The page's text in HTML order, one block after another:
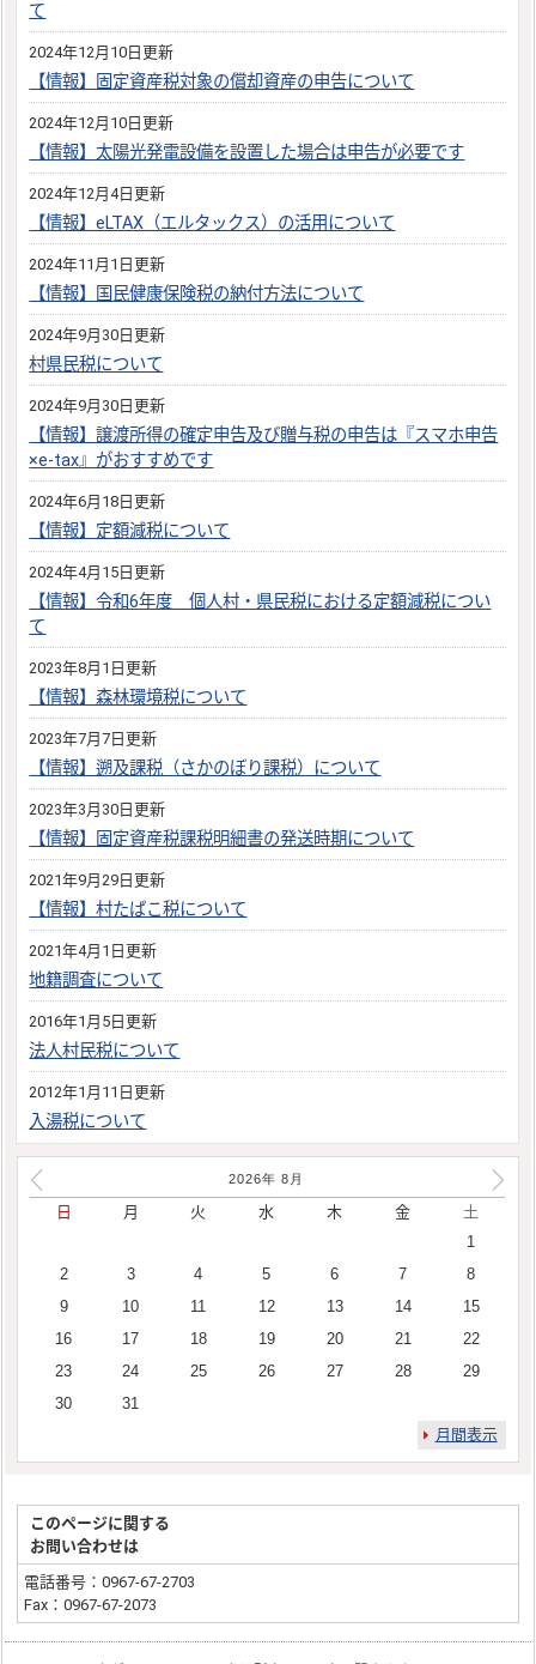
て
2024年12月10日更新
【情報】固定資産税対象の償却資産の申告について
2024年12月10日更新
【情報】太陽光発電設備を設置した場合は申告が必要です
2024年12月4日更新
【情報】eLTAX（エルタックス）の活用について
2024年11月1日更新
【情報】国民健康保険税の納付方法について
2024年9月30日更新
村県民税について
2024年9月30日更新
【情報】譲渡所得の確定申告及び贈与税の申告は『スマホ申告
×e-tax』がおすすめです
2024年6月18日更新
【情報】定額減税について
2024年4月15日更新
【情報】令和6年度 個人村・県民税における定額減税につい
て
2023年8月1日更新
【情報】森林環境税について
2023年7月7日更新
【情報】遡及課税（さかのぼり課税）について
2023年3月30日更新
【情報】固定資産税課税明細書の発送時期について
2021年9月29日更新
【情報】村たばこ税について
2021年4月1日更新
地籍調査について
2016年1月5日更新
法人村民税について
2012年1月11日更新
入湯税について
2026年 8 月
日 月 火 水 木 金
土
1
2
3 4 5 6 7
8
9
10 11 12 13 14
15
16
17 18 19 20 21
22
23
24 25 26 27 28
29
30
31
月間表示
このページに関する
お問い合わせは
電話番号：0967-67-2703
Fax：0967-67-2073